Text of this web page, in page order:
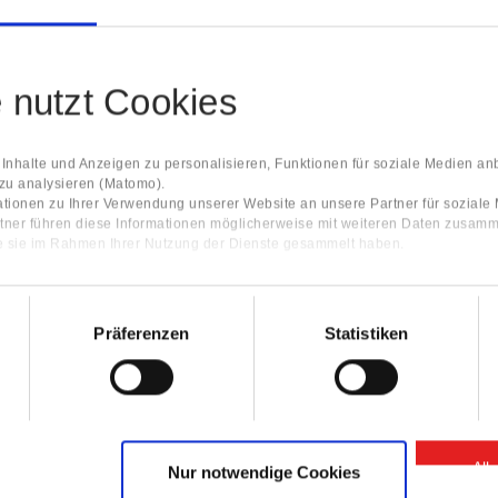
nutzt Cookies
und Anzeigen zu personalisieren, Funktionen für soziale Medien
analysieren (Matomo).
zu Ihrer Verwendung unserer Website an unsere Partner für soziale
führen diese Informationen möglicherweise mit weiteren Daten
sie im Rahmen Ihrer Nutzung der Dienste gesammelt haben.
Präferenzen Statistiken
Nur notwendige Cookies